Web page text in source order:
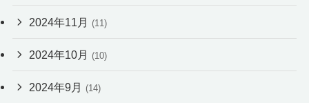
2024年11月 (11)
2024年10月 (10)
2024年9月 (14)